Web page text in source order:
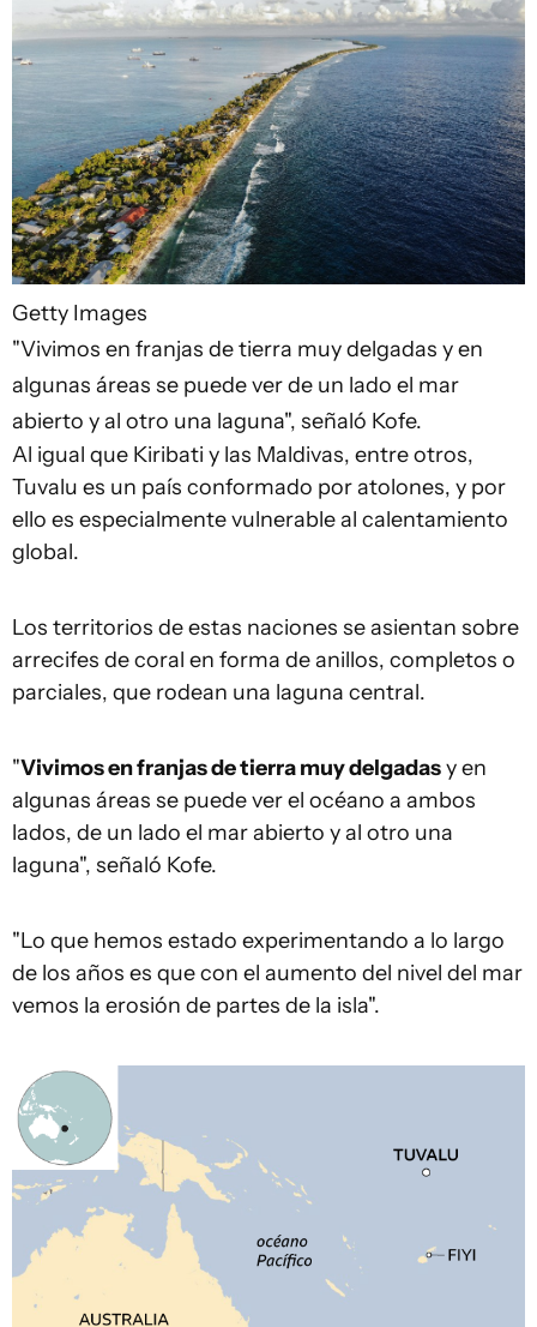
Getty Images
"Vivimos en franjas de tierra muy delgadas y en
algunas áreas se puede ver de un lado el mar
abierto y al otro una laguna", señaló Kofe.
Al igual que Kiribati y las Maldivas, entre otros,
Tuvalu es un país conformado por atolones, y por
ello es especialmente vulnerable al calentamiento
global.
Los territorios de estas naciones se asientan sobre
arrecifes de coral en forma de anillos, completos o
parciales, que rodean una laguna central.
"Vivimos en franjas de tierra muy delgadasy en
algunas áreas se puede ver el océano a ambos
lados, de un lado el mar abierto y al otro una
laguna", señaló Kofe.
"Lo que hemos estado experimentando a lo largo
de los años es que con el aumento del nivel del mar
vemos la erosión de partes de la isla".